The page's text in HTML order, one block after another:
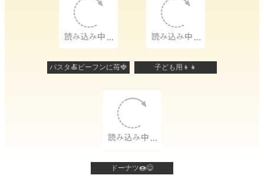
パスタ🍝ビーフンに苺🍓 子ども用👦👧
ドーナツ🍩😋